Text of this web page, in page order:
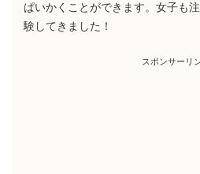
ぱいかくことができます。女子も
験してきました！
スポンサーリ